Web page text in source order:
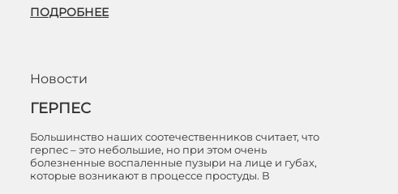
ПОДРОБНЕЕ
Новости
ГЕРПЕС
Большинство наших соотечественников считает, что
герпес – это небольшие, но при этом очень
болезненные воспаленные пузыри на лице и губах,
которые возникают в процессе простуды. В